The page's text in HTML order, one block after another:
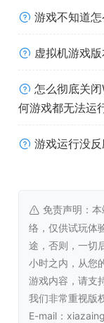
(๑•ㅂ•́)و✧
官方微博：
B 站：
开发者对内容描
带有成人元素的
露或有带有暗示
系统需求
游戏不知道怎
虚拟机游戏
怎么彻底关
何游戏都无法运
游戏运行没
免责声明：
络，仅供试玩体
途，否则，一切
小时之内，从您
游戏内容，请支
我们非常重视版
E-mail：